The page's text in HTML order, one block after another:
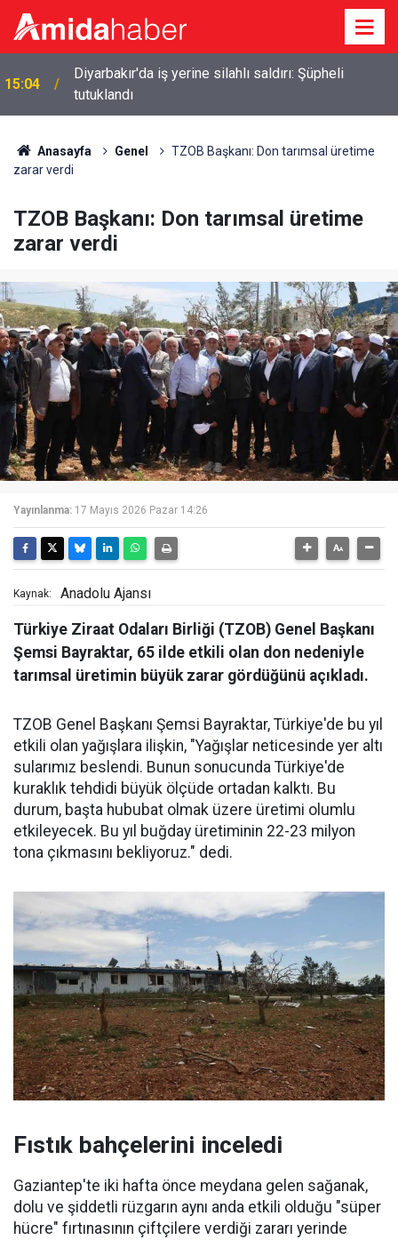
15:04
Diyarbakır'da iş yerine silahlı saldırı: Şüpheli
tutuklandı
Anasayfa Genel
TZOB Başkanı: Don tarımsal üretime
zarar verdi
TZOB Başkanı: Don tarımsal üretime
zarar verdi
Yayınlanma: 17 Mayıs 2026 Pazar 14:26
Kaynak: Anadolu Ajansı
Türkiye Ziraat Odaları Birliği (TZOB) Genel Başkanı
Şemsi Bayraktar, 65 ilde etkili olan don nedeniyle
tarımsal üretimin büyük zarar gördüğünü açıkladı.
TZOB Genel Başkanı Şemsi Bayraktar, Türkiye'de bu yıl
etkili olan yağışlara ilişkin, "Yağışlar neticesinde yer altı
sularımız beslendi. Bunun sonucunda Türkiye'de
kuraklık tehdidi büyük ölçüde ortadan kalktı. Bu
durum, başta hububat olmak üzere üretimi olumlu
etkileyecek. Bu yıl buğday üretiminin 22-23 milyon
tona çıkmasını bekliyoruz." dedi.
Fıstık bahçelerini inceledi
Gaziantep'te iki hafta önce meydana gelen sağanak,
dolu ve şiddetli rüzgarın aynı anda etkili olduğu "süper
hücre" fırtınasının çiftçilere verdiği zararı yerinde